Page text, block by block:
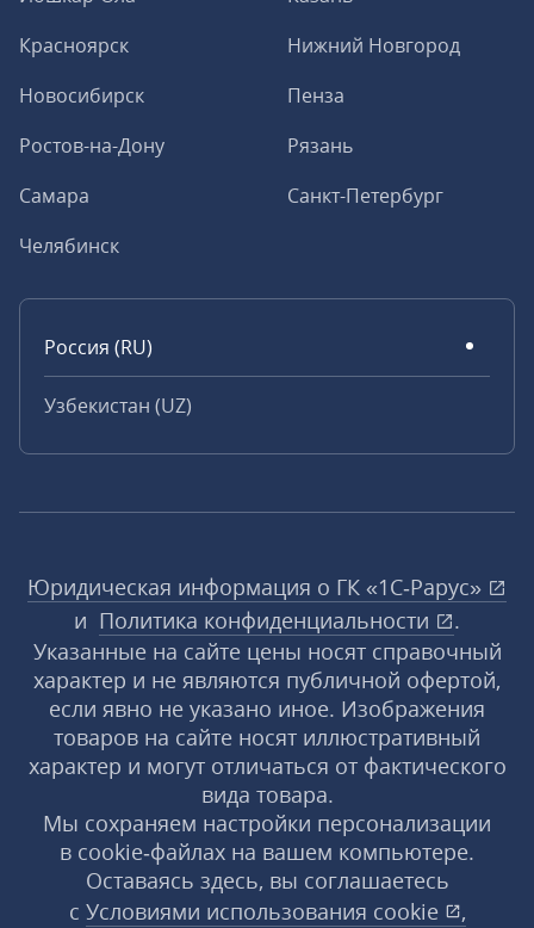
Красноярск
Нижний Новгород
Новосибирск
Пенза
Ростов-на-Дону
Рязань
Самара
Санкт-Петербург
Челябинск
Россия (RU)
Узбекистан (UZ)
Юридическая информация о ГК «1С‑Рарус»
и Политика конфиденциальности
.
Указанные на сайте цены носят справочный
характер и не являются публичной офертой,
если явно не указано иное. Изображения
товаров на сайте носят иллюстративный
характер и могут отличаться от фактического
вида товара.
Мы сохраняем настройки персонализации
в cookie‑файлах на вашем компьютере.
Оставаясь здесь, вы соглашаетесь
с Условиями использования cookie ,